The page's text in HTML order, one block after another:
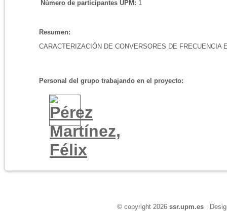
Número de participantes UPM: 1
Resumen:
CARACTERIZACIÓN DE CONVERSORES DE FRECUENCIA
Personal del grupo trabajando en el proyecto:
© copyright 2026 ssr.upm.es